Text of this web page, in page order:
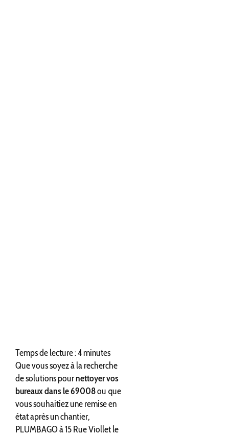
Temps de lecture : 4 minutes
Que vous soyez à la recherche
de solutions pournettoyer vos
bureaux dans le 69008ou que
vous souhaitiez une remise en
état après un chantier,
PLUMBAGO à 15 Rue Viollet le